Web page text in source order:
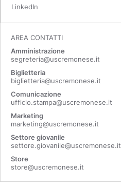
LinkedIn
AREA CONTATTI
Amministrazione
segreteria@uscremonese.it
Biglietteria
biglietteria@uscremonese.it
Comunicazione
ufficio.stampa@uscremonese.it
Marketing
marketing@uscremonese.it
Settore giovanile
settore.giovanile@uscremonese.it
Store
store@uscremonese.it